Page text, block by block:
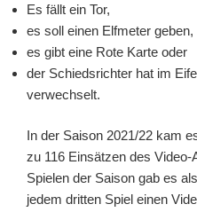
Es fällt ein Tor,
es soll einen Elfmeter geben,
es gibt eine Rote Karte oder
der Schiedsrichter hat im
verwechselt.
In der Saison 2021/22 kam
zu 116 Einsätzen des
Spielen der Saison gab es
jedem dritten Spiel einen